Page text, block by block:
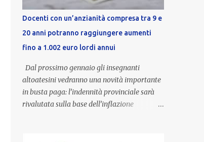
Docenti con un’anzianità compresa tra 9 e
20 anni potranno raggiungere aumenti
fino a 1.002 euro lordi annui
Dal prossimo gennaio gli insegnanti
altoatesini vedranno una novità importante
in busta paga: l’indennità provinciale sarà
rivalutata sulla base dell’inflazione